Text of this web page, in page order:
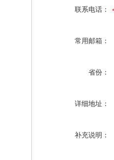
联系电话：
常用邮箱：
省份：
详细地址：
补充说明：